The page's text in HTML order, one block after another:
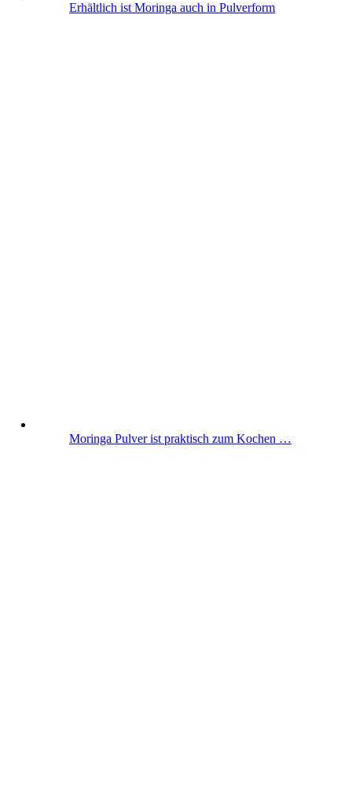
Erhältlich ist Moringa auch in Pulverform
Moringa Pulver ist praktisch zum Kochen …